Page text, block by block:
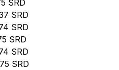
SRD
SRD
SRD
SRD
SRD
SRD